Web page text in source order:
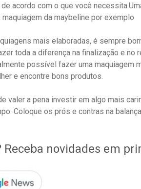
acordo com o que você
da maybeline por exemplo
mais elaboradas, é sempre
toda a diferença na finalização e no
possível fazer uma maquiagem
e encontre bons produtos.
valer a pena investir em algo mais
Coloque os prós e contras na
Receba novidades em